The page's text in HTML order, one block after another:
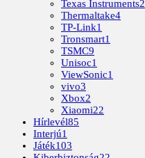
Texas Instruments2
Thermaltake4
TP-Link1
Tronsmart1
TSMC9
Unisoc1
ViewSonic1
vivo3
Xbox2
Xiaomi22
Hírlevél85
Interjú1
Játék103